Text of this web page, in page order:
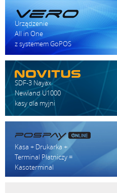
Urządzenie
All in One
z systemem GoPOS
SDF-3 Nayax
Newland U1000
kasy dla myjni
Kasa + Drukarka +
Terminal Płatniczy =
Kasoterminal